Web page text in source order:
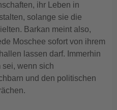
ihr Leben in
solange sie die
Barkan meint also,
Moschee sofort von ihrem
lassen darf. Immerhin
sei, wenn sich
und den politischen